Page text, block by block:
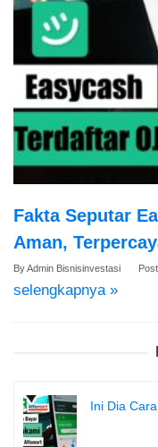
Fakta Seputar
Aman,
ByAdmin Bisnisinvestasi
selengkapnya »
Ini Dia